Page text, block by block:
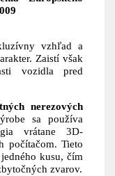
vzhľad a
Zaistí však
vozidla pred
nerezových
sa používa
vrátane 3D-
počítačom. Tieto
kusu, čím
zvarov.